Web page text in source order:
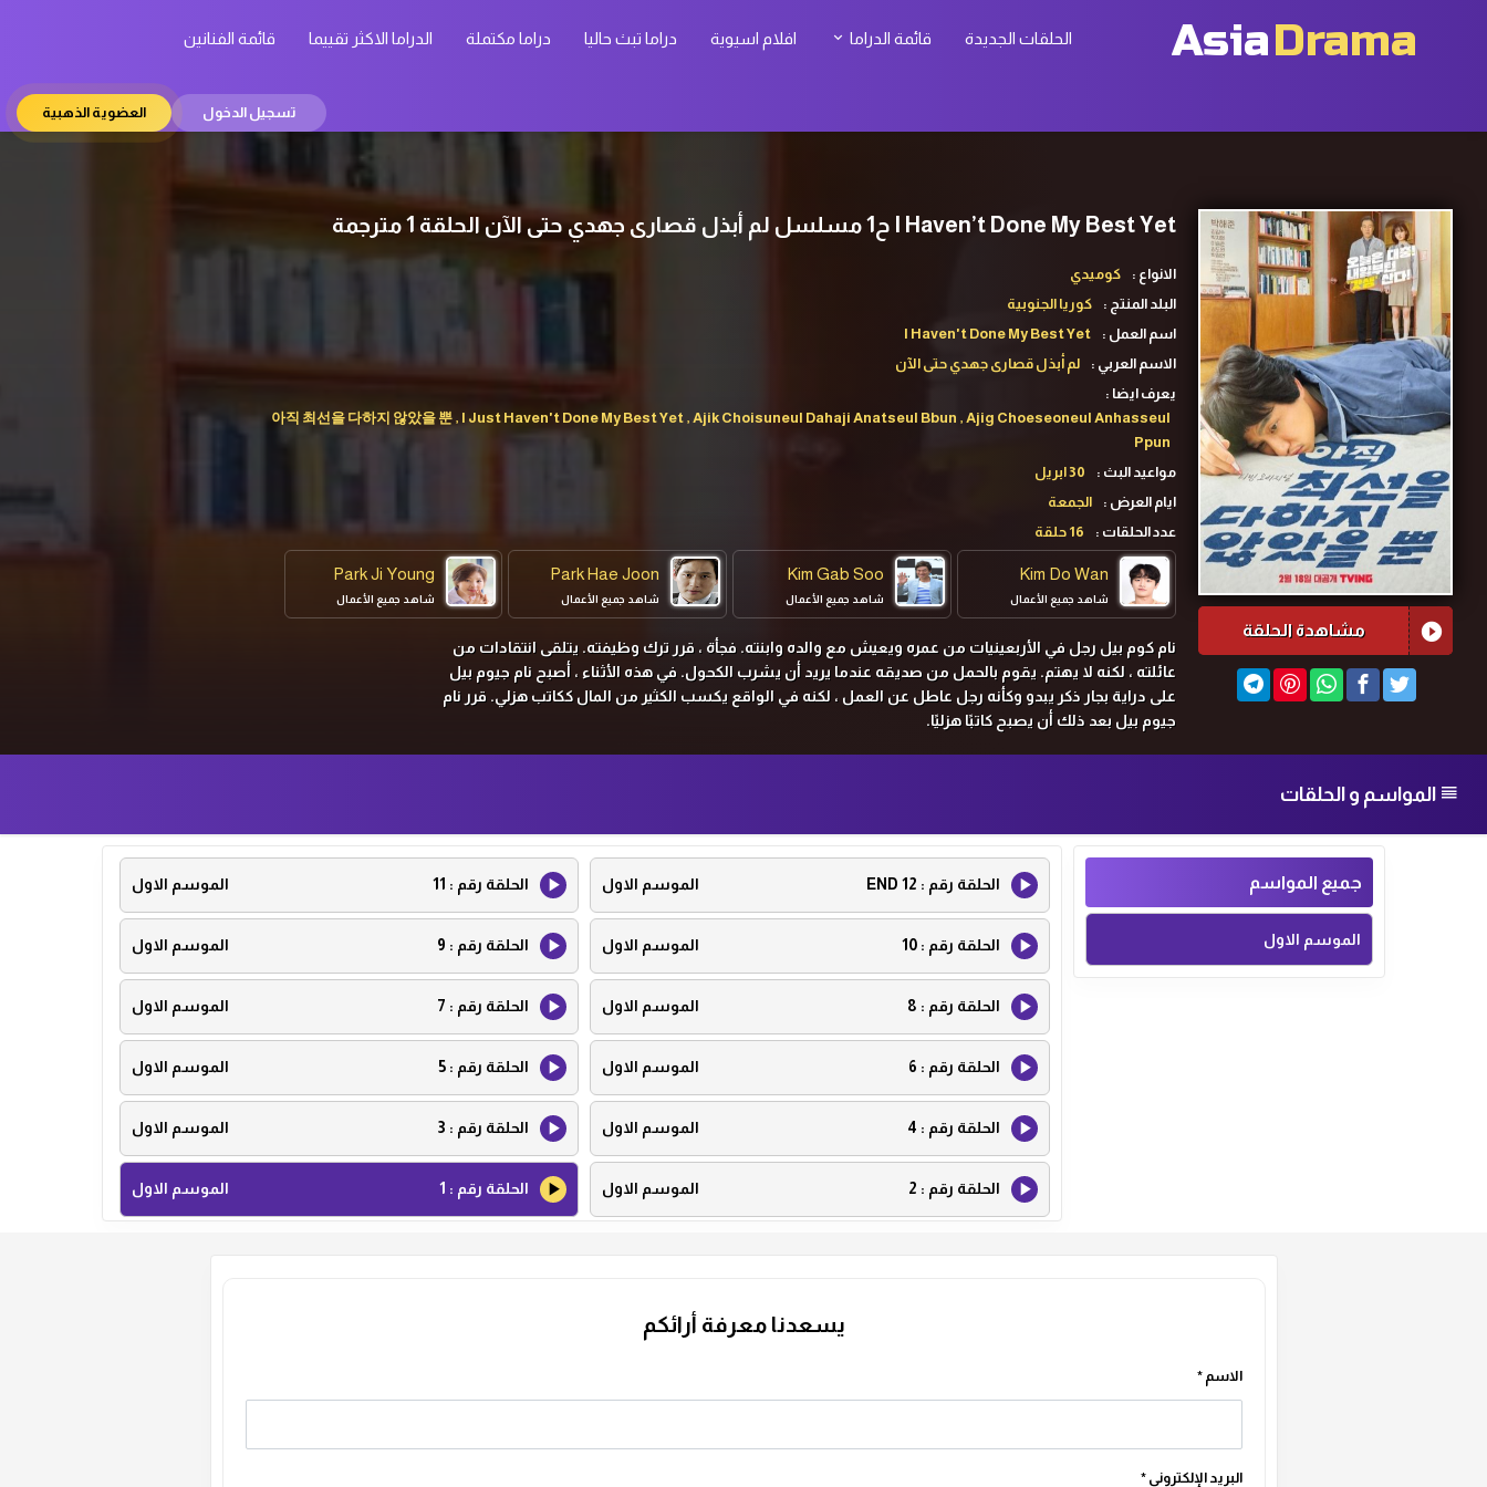
AsiaDrama الحلقات الجديدة قائمة الدراما افلام اسيوية دراما تبث حاليا دراما مكتملة الدراما الاكثر تقييما قائمة الفنانين
تسجيل الدخول العضوية الذهبية
مشاهدة الحلقة
I Haven’t Done My Best Yet ح1 مسلسل لم أبذل قصارى جهدي حتى الآن الحلقة 1 مترجمة
الانواع :
كوميدي
البلد المنتج :
كوريا الجنوبية
اسم العمل :
I Haven't Done My Best Yet
الاسم العربي :
لم أبذل قصارى جهدي حتى الآن
يعرف ايضا :
아직 최선을 다하지 않았을 뿐 , I Just Haven't Done My Best Yet , Ajik Choisuneul Dahaji Anatseul Bbun , Ajig Choeseoneul Anhasseul
Ppun
مواعيد البث :
30 ابريل
ايام العرض :
الجمعة
عدد الحلقات :
16 حلقة
Kim Do Wan
شاهد جميع الأعمال
Kim Gab Soo
شاهد جميع الأعمال
Park Hae Joon
شاهد جميع الأعمال
Park Ji Young
شاهد جميع الأعمال
نام كوم بيل رجل في الأربعينيات من عمره ويعيش مع والده وابنته. فجأة ، قرر ترك وظيفته. يتلقى انتقادات من
عائلته ، لكنه لا يهتم. يقوم بالحمل من صديقه عندما يريد أن يشرب الكحول. في هذه الأثناء ، أصبح نام جيوم بيل
على دراية بجار ذكر يبدو وكأنه رجل عاطل عن العمل ، لكنه في الواقع يكسب الكثير من المال ككاتب هزلي. قرر نام
جيوم بيل بعد ذلك أن يصبح كاتبًا هزليًا.
المواسم و الحلقات
جميع المواسم
الموسم الاول
الحلقة رقم : 12 END الموسم الاول الحلقة رقم : 11 الموسم الاول
الحلقة رقم :10 الموسم الاول الحلقة رقم : 9 الموسم الاول
الحلقة رقم : 8 الموسم الاول الحلقة رقم : 7 الموسم الاول
الحلقة رقم : 6 الموسم الاول الحلقة رقم : 5 الموسم الاول
الحلقة رقم : 4 الموسم الاول الحلقة رقم : 3 الموسم الاول
الحلقة رقم : 2 الموسم الاول الحلقة رقم : 1 الموسم الاول
يسعدنا معرفة أرائكم
الاسم*
البريد الإلكتروني*